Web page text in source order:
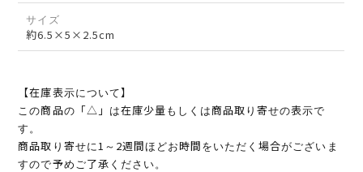
サイズ
約6.5×5×2.5cm
【在庫表示について】
この商品の「△」は在庫少量もしくは商品取り寄せの表示で
す。
商品取り寄せに1～2週間ほどお時間をいただく場合がございま
すので予めご了承ください。